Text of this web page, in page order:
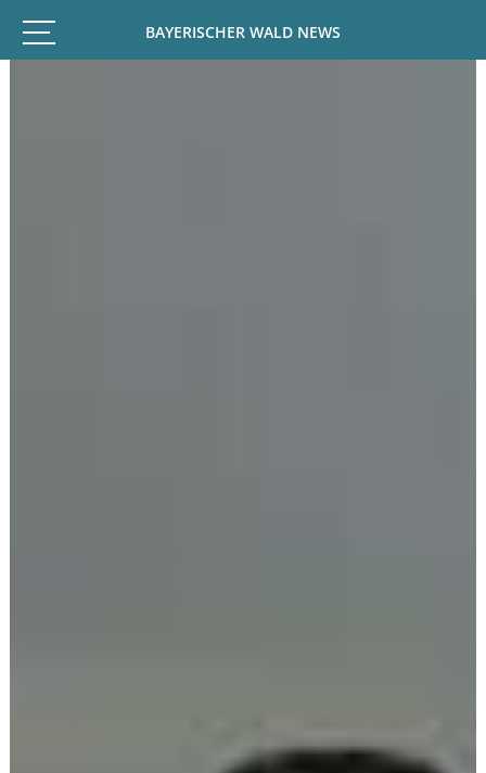
BAYERISCHER WALD NEWS